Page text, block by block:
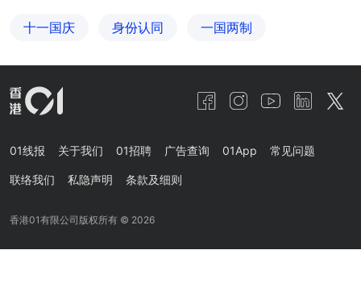
十一国庆 身份认同 一国两制
01线报 关于我们 01招聘 广告查询 01App 常见问题
联络我们 私隐声明 条款及细则
香港01有限公司版权所有 © 2026